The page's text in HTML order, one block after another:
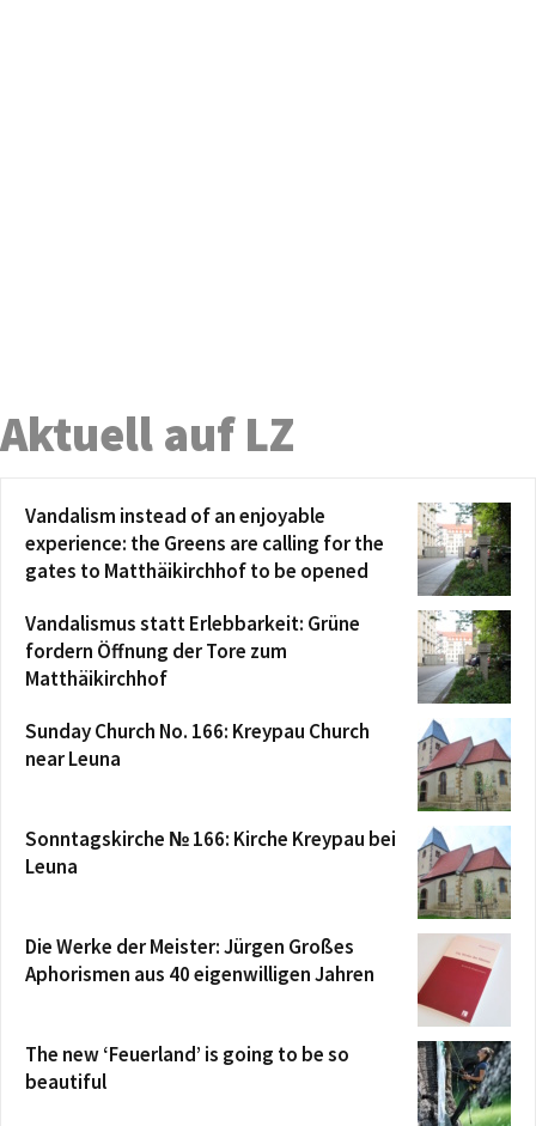
Aktuell auf LZ
Vandalism instead of an enjoyable
experience: the Greens are calling for the
gates to Matthäikirchhof to be opened
Vandalismus statt Erlebbarkeit: Grüne
fordern Öffnung der Tore zum
Matthäikirchhof
Sunday Church No. 166: Kreypau Church
near Leuna
Sonntagskirche № 166: Kirche Kreypau bei
Leuna
Die Werke der Meister: Jürgen Großes
Aphorismen aus 40 eigenwilligen Jahren
The new ‘Feuerland’ is going to be so
beautiful